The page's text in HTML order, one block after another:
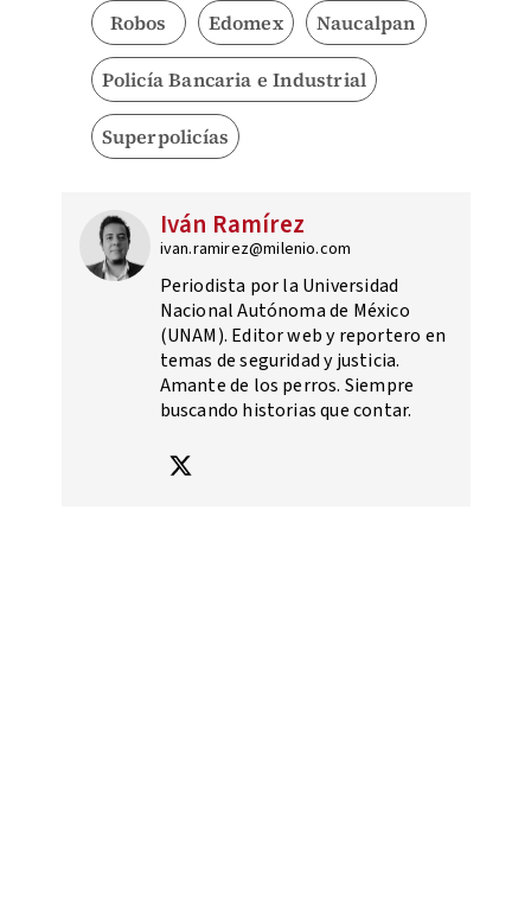
Robos Edomex Naucalpan
Policía Bancaria e Industrial
Superpolicías
Iván Ramírez
ivan.ramirez@milenio.com
Periodista por la Universidad
Nacional Autónoma de México
(UNAM). Editor web y reportero en
temas de seguridad y justicia.
Amante de los perros. Siempre
buscando historias que contar.